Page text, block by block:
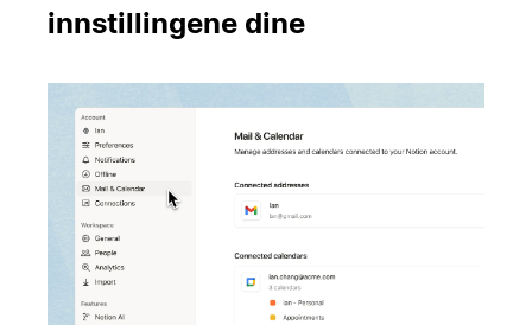
innstillingene dine